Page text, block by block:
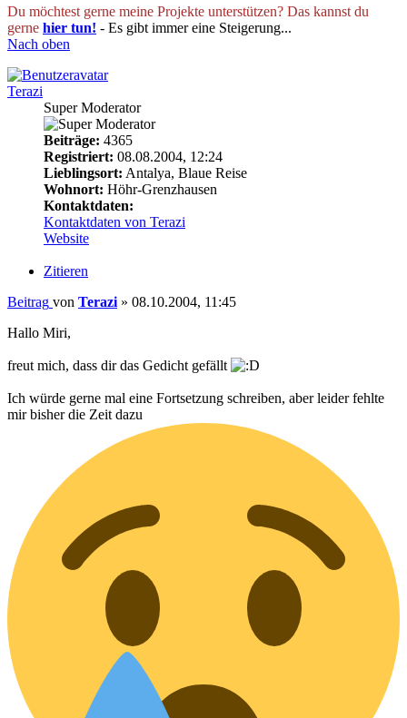
Du möchtest gerne meine Projekte unterstützen? Das kannst du
gerne hier tun! - Es gibt immer eine Steigerung...
Nach oben
Terazi
Super Moderator
Beiträge: 4365
Registriert: 08.08.2004, 12:24
Lieblingsort: Antalya, Blaue Reise
Wohnort: Höhr-Grenzhausen
Kontaktdaten:
Kontaktdaten von Terazi
Website
Zitieren
Beitrag von Terazi» 08.10.2004, 11:45
Hallo Miri,
freut mich, dass dir das Gedicht gefällt
Ich würde gerne mal eine Fortsetzung schreiben, aber leider fehlte
mir bisher die Zeit dazu